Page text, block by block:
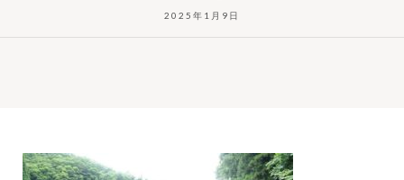
2025年1月9日